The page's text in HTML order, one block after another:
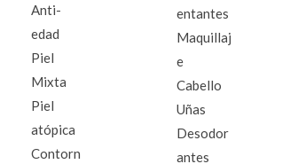
Anti-
edad
Piel
Mixta
Piel
atópica
Contorn
entantes
Maquillaj
e
Cabello
Uñas
Desodor
antes